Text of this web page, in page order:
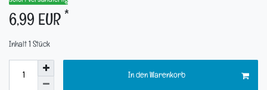
6,99 EUR
*
Inhalt Stück
In den Warenkorb